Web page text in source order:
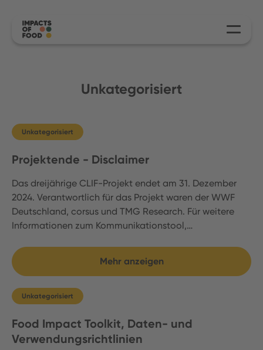
Unkategorisiert
Unkategorisiert
Projektende - Disclaimer
Das dreijährige CLIF-Projekt endet am 31. Dezember
2024. Verantwortlich für das Projekt waren der WWF
Deutschland, corsus und TMG Research. Für weitere
Informationen zum Kommunikationstool,…
Mehr anzeigen
Unkategorisiert
Food Impact Toolkit, Daten- und
Verwendungsrichtlinien